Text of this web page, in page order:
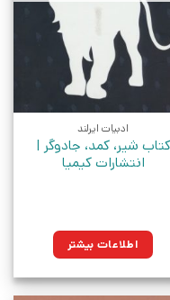
ادبیات ایرلند
کتاب شیر، کمد، جادوگر |
انتشارات کیمیا
اطلاعات بیشتر